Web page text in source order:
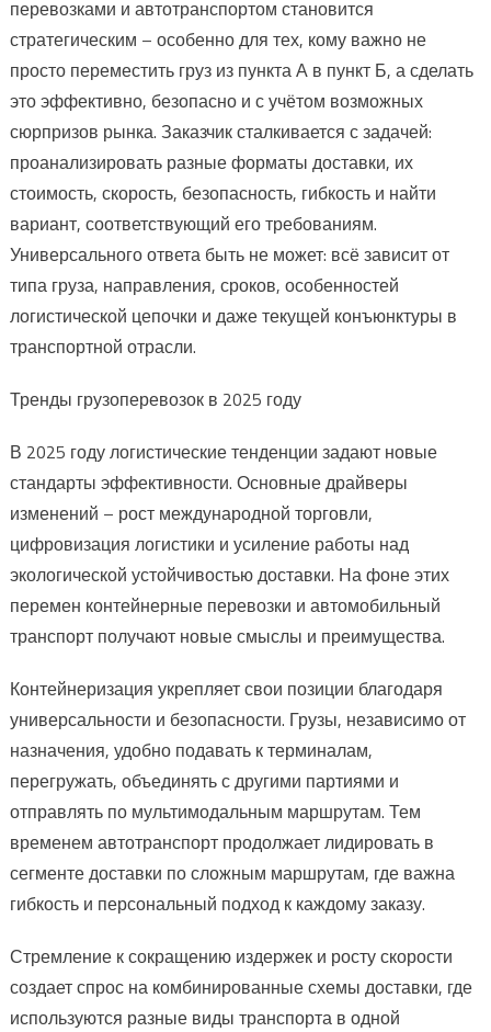
перевозками и автотранспортом становится
стратегическим – особенно для тех, кому важно не
просто переместить груз из пункта А в пункт Б, а сделать
это эффективно, безопасно и с учётом возможных
сюрпризов рынка. Заказчик сталкивается с задачей:
проанализировать разные форматы доставки, их
стоимость, скорость, безопасность, гибкость и найти
вариант, соответствующий его требованиям.
Универсального ответа быть не может: всё зависит от
типа груза, направления, сроков, особенностей
логистической цепочки и даже текущей конъюнктуры в
транспортной отрасли.
Тренды грузоперевозок в 2025 году
В 2025 году логистические тенденции задают новые
стандарты эффективности. Основные драйверы
изменений – рост международной торговли,
цифровизация логистики и усиление работы над
экологической устойчивостью доставки. На фоне этих
перемен контейнерные перевозки и автомобильный
транспорт получают новые смыслы и преимущества.
Контейнеризация укрепляет свои позиции благодаря
универсальности и безопасности. Грузы, независимо от
назначения, удобно подавать к терминалам,
перегружать, объединять с другими партиями и
отправлять по мультимодальным маршрутам. Тем
временем автотранспорт продолжает лидировать в
сегменте доставки по сложным маршрутам, где важна
гибкость и персональный подход к каждому заказу.
Стремление к сокращению издержек и росту скорости
создает спрос на комбинированные схемы доставки, где
используются разные виды транспорта в одной